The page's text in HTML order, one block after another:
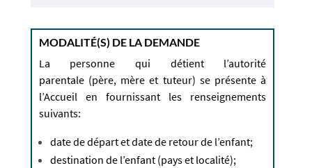
MODALITÉ(S) DE LA DEMANDE
La personne qui détient l’autorité
parentale (père, mère et tuteur) se présente à
l’Accueil en fournissant les renseignements
suivants:
date de départ et date de retour de l’​enfant;
destination de l’enfant (pays et localité);